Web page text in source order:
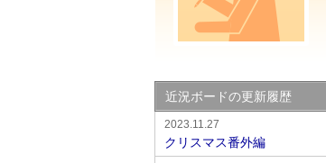
近況ボードの更新履歴
2023.11.27
クリスマス番外編